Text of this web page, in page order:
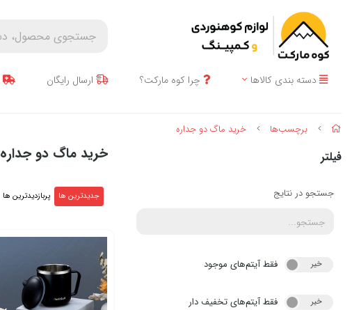
دسته بندی کالاها چرا کوه مارکت؟ ارسال رایگان
برچسب‌ها خرید ماگ دو جداره
فیلتر
جستجو در نتایج
بله خیر فقط آیتم‌های موجود
بله خیر فقط آیتم‌های تخفیف دار
خرید ماگ دو جداره
جدیدترین ها پربازدیدترین ها